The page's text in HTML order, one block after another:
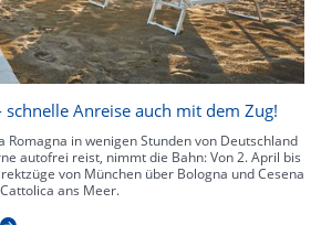
Anreise auch mit dem Zug!
Romagna in wenigen Stunden von Deutschland
autofrei reist, nimmt die Bahn: Von 2. April bis
von München über Bologna und Cesena
ans Meer.